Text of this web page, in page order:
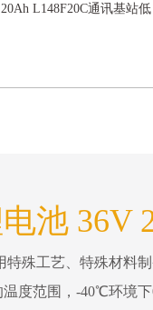
L148F20C通讯基站低
池 36V
特殊工艺、特殊材料
度范围，-40℃环境下